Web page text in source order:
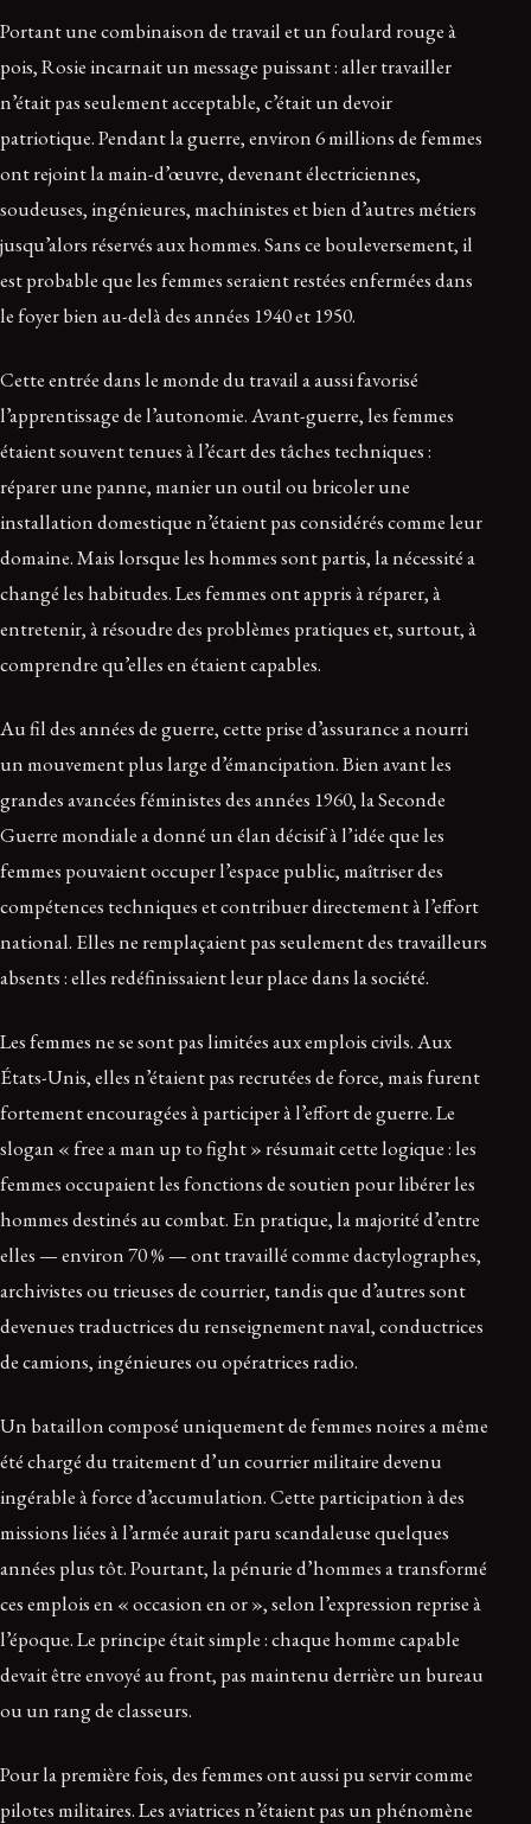
Portant une combinaison de travail et un foulard rouge à
pois, Rosie incarnait un message puissant : aller travailler
n’était pas seulement acceptable, c’était un devoir
patriotique. Pendant la guerre, environ 6 millions de femmes
ont rejoint la main-d’œuvre, devenant électriciennes,
soudeuses, ingénieures, machinistes et bien d’autres métiers
jusqu’alors réservés aux hommes. Sans ce bouleversement, il
est probable que les femmes seraient restées enfermées dans
le foyer bien au-delà des années 1940 et 1950.
Cette entrée dans le monde du travail a aussi favorisé
l’apprentissage de l’autonomie. Avant-guerre, les femmes
étaient souvent tenues à l’écart des tâches techniques :
réparer une panne, manier un outil ou bricoler une
installation domestique n’étaient pas considérés comme leur
domaine. Mais lorsque les hommes sont partis, la nécessité a
changé les habitudes. Les femmes ont appris à réparer, à
entretenir, à résoudre des problèmes pratiques et, surtout, à
comprendre qu’elles en étaient capables.
Au fil des années de guerre, cette prise d’assurance a nourri
un mouvement plus large d’émancipation. Bien avant les
grandes avancées féministes des années 1960, la Seconde
Guerre mondiale a donné un élan décisif à l’idée que les
femmes pouvaient occuper l’espace public, maîtriser des
compétences techniques et contribuer directement à l’effort
national. Elles ne remplaçaient pas seulement des travailleurs
absents : elles redéfinissaient leur place dans la société.
Les femmes ne se sont pas limitées aux emplois civils. Aux
États-Unis, elles n’étaient pas recrutées de force, mais furent
fortement encouragées à participer à l’effort de guerre. Le
slogan « free a man up to fight » résumait cette logique : les
femmes occupaient les fonctions de soutien pour libérer les
hommes destinés au combat. En pratique, la majorité d’entre
elles — environ 70 % — ont travaillé comme dactylographes,
archivistes ou trieuses de courrier, tandis que d’autres sont
devenues traductrices du renseignement naval, conductrices
de camions, ingénieures ou opératrices radio.
Un bataillon composé uniquement de femmes noires a même
été chargé du traitement d’un courrier militaire devenu
ingérable à force d’accumulation. Cette participation à des
missions liées à l’armée aurait paru scandaleuse quelques
années plus tôt. Pourtant, la pénurie d’hommes a transformé
ces emplois en « occasion en or », selon l’expression reprise à
l’époque. Le principe était simple : chaque homme capable
devait être envoyé au front, pas maintenu derrière un bureau
ou un rang de classeurs.
Pour la première fois, des femmes ont aussi pu servir comme
pilotes militaires. Les aviatrices n’étaient pas un phénomène